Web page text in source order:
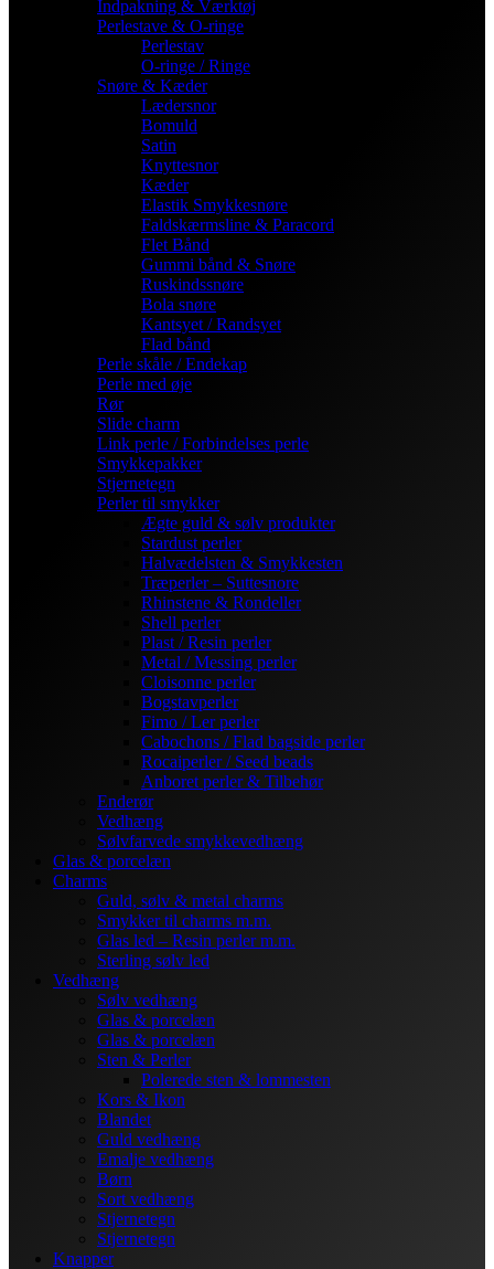
Indpakning & Værktøj
Perlestave & O-ringe
Perlestav
O-ringe / Ringe
Snøre & Kæder
Lædersnor
Bomuld
Satin
Knyttesnor
Kæder
Elastik Smykkesnøre
Faldskærmsline & Paracord
Flet Bånd
Gummi bånd & Snøre
Ruskindssnøre
Bola snøre
Kantsyet / Randsyet
Flad bånd
Perle skåle / Endekap
Perle med øje
Rør
Slide charm
Link perle / Forbindelses perle
Smykkepakker
Stjernetegn
Perler til smykker
Ægte guld & sølv produkter
Stardust perler
Halvædelsten & Smykkesten
Træperler – Suttesnore
Rhinstene & Rondeller
Shell perler
Plast / Resin perler
Metal / Messing perler
Cloisonne perler
Bogstavperler
Fimo / Ler perler
Cabochons / Flad bagside perler
Rocaiperler / Seed beads
Anboret perler & Tilbehør
Enderør
Vedhæng
Sølvfarvede smykkevedhæng
Glas & porcelæn
Charms
Guld, sølv & metal charms
Smykker til charms m.m.
Glas led – Resin perler m.m.
Sterling sølv led
Vedhæng
Sølv vedhæng
Glas & porcelæn
Glas & porcelæn
Sten & Perler
Polerede sten & lommesten
Kors & Ikon
Blandet
Guld vedhæng
Emalje vedhæng
Børn
Sort vedhæng
Stjernetegn
Stjernetegn
Knapper